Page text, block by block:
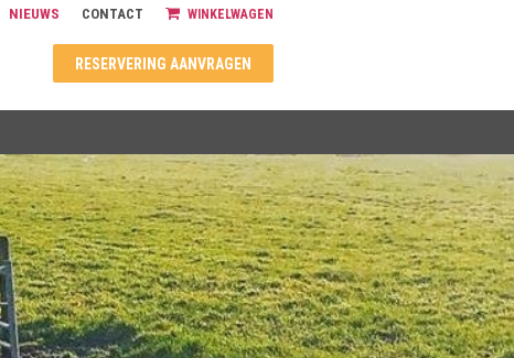
NIEUWS CONTACT WINKELWAGEN
RESERVERING AANVRAGEN